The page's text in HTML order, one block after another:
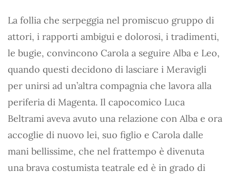
La follia che serpeggia nel promiscuo gruppo di
attori, i rapporti ambigui e dolorosi, i tradimenti,
le bugie, convincono Carola a seguire Alba e Leo,
quando questi decidono di lasciare i Meravigli
per unirsi ad un’altra compagnia che lavora alla
periferia di Magenta. Il capocomico Luca
Beltrami aveva avuto una relazione con Alba e ora
accoglie di nuovo lei, suo figlio e Carola dalle
mani bellissime, che nel frattempo è divenuta
una brava costumista teatrale ed è in grado di